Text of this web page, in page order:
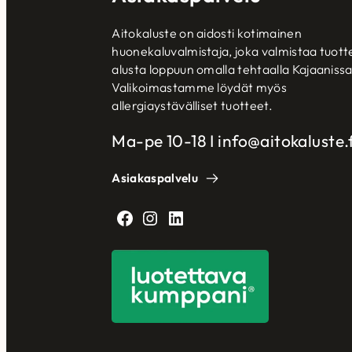
Aitokaluste on aidosti kotimainen
huonekaluvalmistaja, joka valmistaa
alusta loppuun omalla tehtaalla
Valikoimastamme löydät myös
allergiaystävälliset tuotteet.
Ma-pe 10-18 I
Asiakaspalvelu
Facebook Instagram LinkedIn